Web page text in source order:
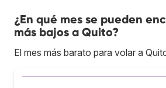
¿En qué mes se pueden
más bajos a Quito?
El mes más barato para volar a